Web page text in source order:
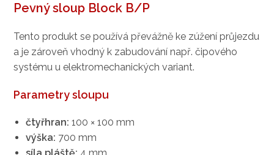
Pevný sloup Block B/P
Tento produkt se používá převážně ke zúžení průjezdu
a je zároveň vhodný k zabudování např. čipového
systému u elektromechanických variant.
Parametry sloupu
čtyřhran: 100 × 100 mm
výška: 700 mm